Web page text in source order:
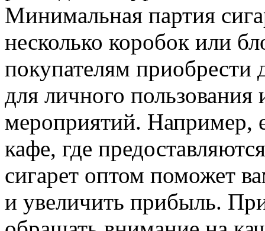
Минимальная партия
несколько коробок или
покупателям приобрести
для личного пользования
мероприятий. Например,
кафе, где
сигарет оптом поможет
и увеличить прибыль.